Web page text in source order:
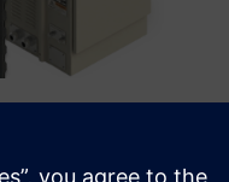
Assistant
radna